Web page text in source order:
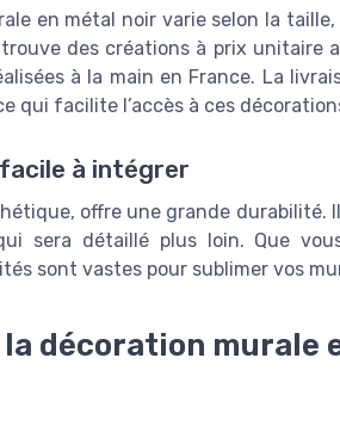
en métal noir varie selon la
des créations à prix unitaire
à la main en France. La
qui facilite l’accès à ces
à intégrer
offre une grande
sera détaillé plus loin. Que
sont vastes pour sublimer vos
décoration murale